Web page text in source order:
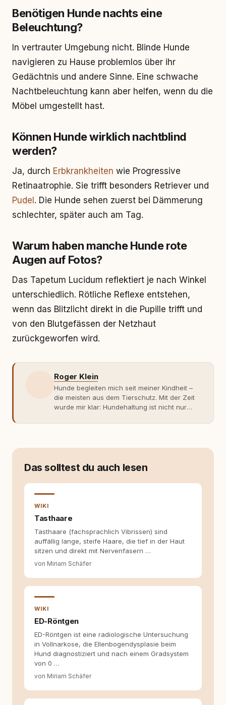
Benötigen Hunde nachts eine
Beleuchtung?
In vertrauter Umgebung nicht. Blinde Hunde
navigieren zu Hause problemlos über ihr
Gedächtnis und andere Sinne. Eine schwache
Nachtbeleuchtung kann aber helfen, wenn du die
Möbel umgestellt hast.
Können Hunde wirklich nachtblind
werden?
Ja, durch Erbkrankheiten wie Progressive
Retinaatrophie. Sie trifft besonders Retriever und
Pudel . Die Hunde sehen zuerst bei Dämmerung
schlechter, später auch am Tag.
Warum haben manche Hunde rote
Augen auf Fotos?
Das Tapetum Lucidum reflektiert je nach Winkel
unterschiedlich. Rötliche Reflexe entstehen,
wenn das Blitzlicht direkt in die Pupille trifft und
von den Blutgefässen der Netzhaut
zurückgeworfen wird.
Roger Klein
Hunde begleiten mich seit meiner Kindheit –
die meisten aus dem Tierschutz. Mit der Zeit
wurde mir klar: Hundehaltung ist nicht nur
Fachwissen. Der Wendepunkt kam mit meinem
moderner Hundeerziehung
entsteht echte Bindung dort, wo Verständnis
Wissen ersetzt – nicht umgekehrt. Aus dieser
Hundehalter:innen in Deutschland, Österreich
und der Schweiz. Meine Überzeugung:
Tierschutz beginnt mit Wissen. Wer seinen
Hund versteht, trifft bessere Entscheidungen –
für ein Zusammenleben, das beiden guttut.
Das solltest du auch lesen
WIKI
Tasthaare
Tasthaare (fachsprachlich Vibrissen) sind
auffällig lange, steife Haare, die tief in der Haut
sitzen und direkt mit Nervenfasern …
von Miriam Schäfer
WIKI
ED-Röntgen
ED-Röntgen ist eine radiologische Untersuchung
in Vollnarkose, die Ellenbogendysplasie beim
Hund diagnostiziert und nach einem Gradsystem
von 0 …
von Miriam Schäfer